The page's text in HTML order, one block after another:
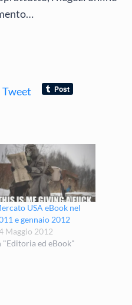
Tweet
USA eBook nel
e gennaio 2012
Maggio 2012
"Editoria ed eBook"